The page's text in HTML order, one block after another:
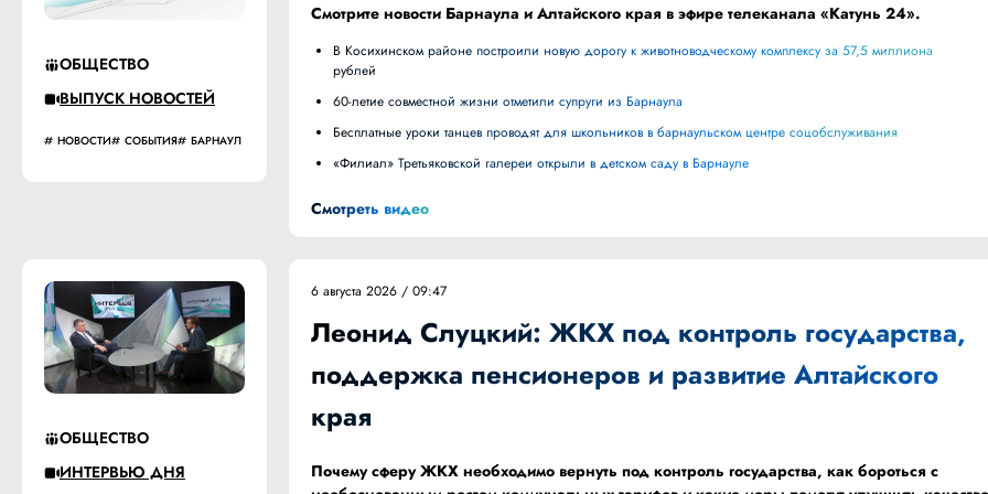
ОБЩЕСТВО
ВЫПУСК НОВОСТЕЙ
НОВОСТИ СОБЫТИЯ БАРНАУЛ
Смотрите новости Барнаула и Алтайского края в эфире телеканала «Катунь 24».
В Косихинском районе построили новую дорогу к животноводческому комплексу за 57,5 миллиона
рублей
60-летие совместной жизни отметили супруги из Барнаула
Бесплатные уроки танцев проводят для школьников в барнаульском центре соцобслуживания
«Филиал» Третьяковской галереи открыли в детском саду в Барнауле
Смотреть видео
ОБЩЕСТВО
ИНТЕРВЬЮ ДНЯ
6 августа 2026 / 09:47
Леонид Слуцкий: ЖКХ под контроль государства,
поддержка пенсионеров и развитие Алтайского
края
Почему сферу ЖКХ необходимо вернуть под контроль государства, как бороться с